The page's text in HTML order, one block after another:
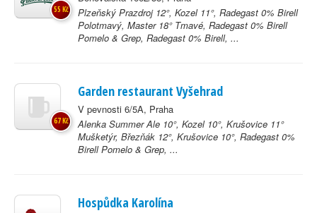
Plzeňský Prazdroj 12°, Kozel 11°, Radegast 0% Birell
Polotmavý, Master 18° Tmavé, Radegast 0% Birell
Pomelo & Grep, Radegast 0% Birell, ...
55 Kč
Garden restaurant Vyšehrad
V pevnosti 6/5A, Praha
Alenka Summer Ale 10°, Kozel 10°, Krušovice 11°
Mušketýr, Březňák 12°, Krušovice 10°, Radegast 0%
Birell Pomelo & Grep, ...
67 Kč
Hospůdka Karolína